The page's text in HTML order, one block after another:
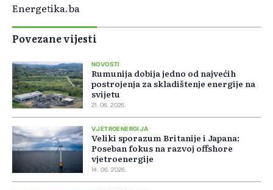
Energetika.ba
Povezane vijesti
NOVOSTI
Rumunija dobija jedno od najvećih
postrojenja za skladištenje energije na
svijetu
21. 06. 2026.
VJETROENERGIJA
Veliki sporazum Britanije i Japana:
Poseban fokus na razvoj offshore
vjetroenergije
14. 06. 2026.